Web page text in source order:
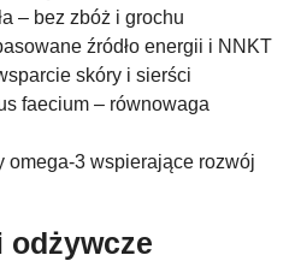
– bez zbóż i grochu
źródło energii i NNKT
skóry i sierści
faecium – równowaga
omega-3 wspierające rozwój
odżywcze